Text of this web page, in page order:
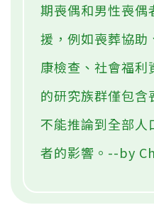
期喪偶和男性喪偶
援，例如喪葬協助
康檢查、社會福
的研究族群僅包
不能推論到全部人
者的影響。--by